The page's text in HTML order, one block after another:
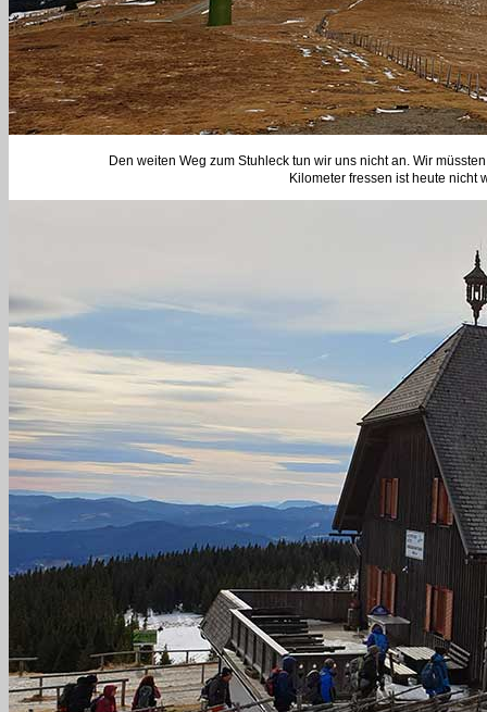
Den weiten Weg zum Stuhleck tun wir uns nicht an. Wir
Kilometer fressen ist heute nicht